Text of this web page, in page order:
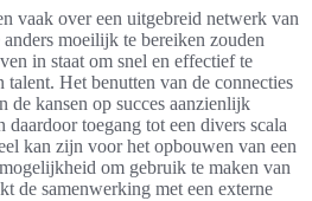
vaak over een uitgebreid netwerk van
moeilijk te bereiken zouden
in staat om snel en effectief te
Het benutten van de connecties
de kansen op succes aanzienlijk
toegang tot een divers scala
kan zijn voor het opbouwen van een
om gebruik te maken van
de samenwerking met een externe